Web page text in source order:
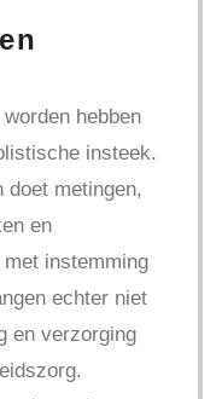
hebben
insteek.
doet metingen,
en
instemming
echter niet
en verzorging